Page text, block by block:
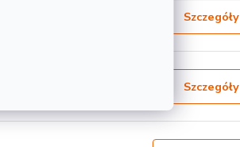
Szczegóły
Szczegóły